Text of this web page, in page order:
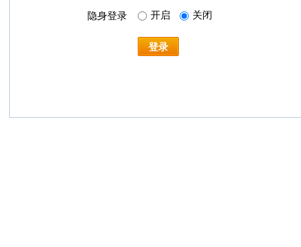
隐身登录 开启 关闭
登录